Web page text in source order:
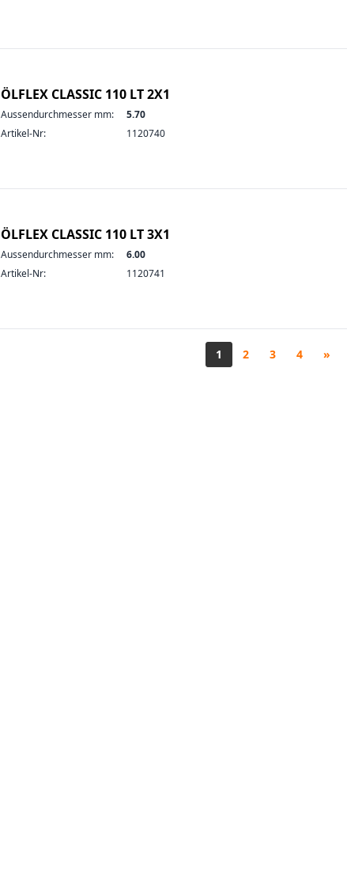
ÖLFLEX CLASSIC 110 LT 2X1
Aussendurchmesser mm:
5.70
Artikel-Nr:
1120740
ÖLFLEX CLASSIC 110 LT 3X1
Aussendurchmesser mm:
6.00
Artikel-Nr:
1120741
1 2 3 4 »